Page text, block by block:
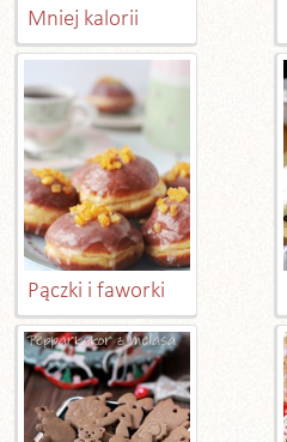
Mniej kalorii
Pączki i faworki